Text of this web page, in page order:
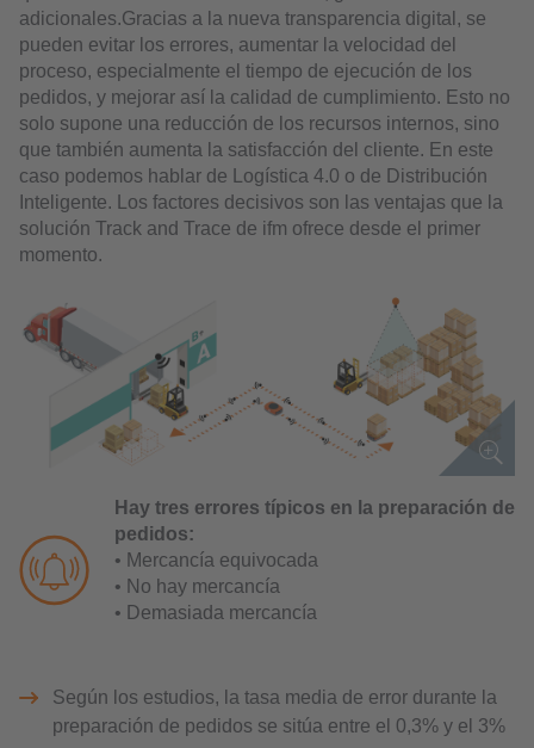
adicionales.Gracias a la nueva transparencia digital, se
pueden evitar los errores, aumentar la velocidad del
proceso, especialmente el tiempo de ejecución de los
pedidos, y mejorar así la calidad de cumplimiento. Esto no
solo supone una reducción de los recursos internos, sino
que también aumenta la satisfacción del cliente. En este
caso podemos hablar de Logística 4.0 o de Distribución
Inteligente. Los factores decisivos son las ventajas que la
solución Track and Trace de ifm ofrece desde el primer
momento.
Hay tres errores típicos en la preparación de
pedidos:
• Mercancía equivocada
• No hay mercancía
• Demasiada mercancía
Según los estudios, la tasa media de error durante la
preparación de pedidos se sitúa entre el 0,3% y el 3%